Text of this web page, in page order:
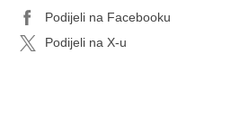
Podijeli na Facebooku
Podijeli na X-u